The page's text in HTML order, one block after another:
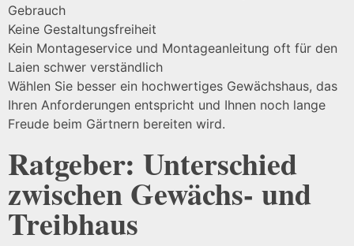
Gebrauch
Keine Gestaltungsfreiheit
Kein Montageservice und Montageanleitung oft für den
Laien schwer verständlich
Wählen Sie besser ein hochwertiges Gewächshaus, das
Ihren Anforderungen entspricht und Ihnen noch lange
Freude beim Gärtnern bereiten wird.
Ratgeber: Unterschied
zwischen Gewächs- und
Treibhaus